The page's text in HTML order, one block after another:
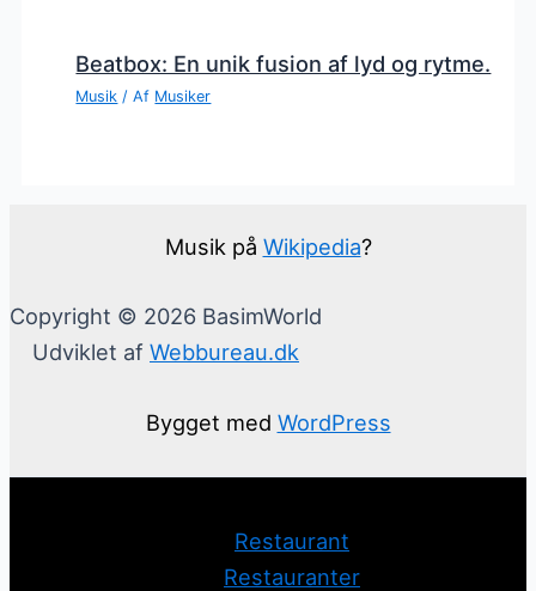
Beatbox: En unik fusion af lyd og rytme.
Musik / Af Musiker
Musik på Wikipedia?
Copyright © 2026 BasimWorld
Udviklet af Webbureau.dk
Bygget med WordPress
Restaurant
Restauranter